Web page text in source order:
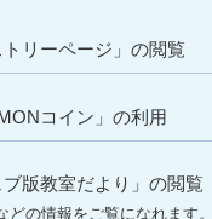
リーページ」の閲覧
コイン」の利用
版教室だより」の閲覧
どの情報をご覧になれます